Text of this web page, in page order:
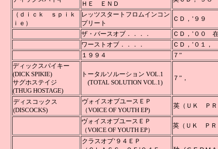
ＨＥ ＥＮＤ
（ｄｉｃｋ ｓｐｉｋ
ｉｅ）
レッツスタートフロムインコン
プリート
ＣＤ，’９９
ザ・バースオブ．．．．
ＣＤ，’００
ワーストオブ．．．．
ＣＤ，’０１，
１９９４
７”
ディックスパイキー
(DICK SPIKIE)
サグホステイジ
(THUG HOSTAGE)
トータルソルーション VOL.1
(TOTAL SOLUTION VOL.1)
７
ディスコックス
(DISCOCKS)
ヴォイスオブユースＥＰ
（VOICE OF YOUTH EP)
英（ＵＫ
ヴォイスオブユースＥＰ
（VOICE OF YOUTH EP）
英（ＵＫ ＰＲ
クラスオブ’９４ＥＰ